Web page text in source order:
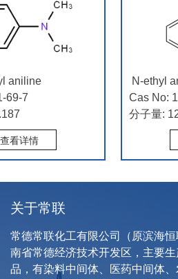
7
详情
N-ethyl
Cas No:
分子量:
关于常联
常德常联化工有限公司
（原滨海
南省常德经济技术开发区，主要
品，有染料中间体、医药中间体、